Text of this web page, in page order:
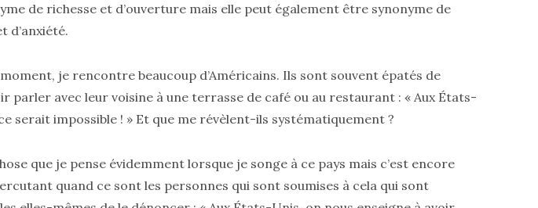
de richesse et d’ouverture mais elle peut également être synonyme de
d’anxiété.
je rencontre beaucoup d’Américains. Ils sont souvent épatés de
parler avec leur voisine à une terrasse de café ou au restaurant : « Aux États-
serait impossible ! » Et que me révèlent-ils systématiquement ?
que je pense évidemment lorsque je songe à ce pays mais c’est encore
quand ce sont les personnes qui sont soumises à cela qui sont